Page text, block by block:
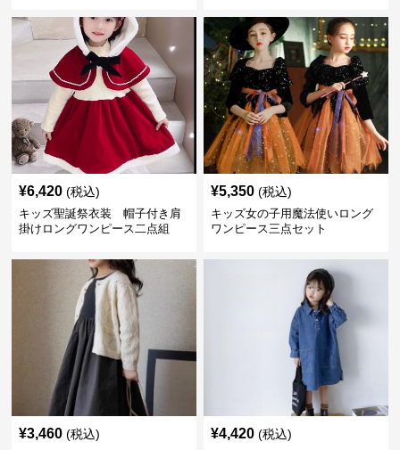
¥6,420 (税込)
キッズ聖誕祭衣装 帽子付き肩
掛けロングワンピース二点組
¥5,350 (税込)
キッズ女の子用魔法使いロング
ワンピース三点セット
¥3,460 (税込) ¥4,420 (税込)